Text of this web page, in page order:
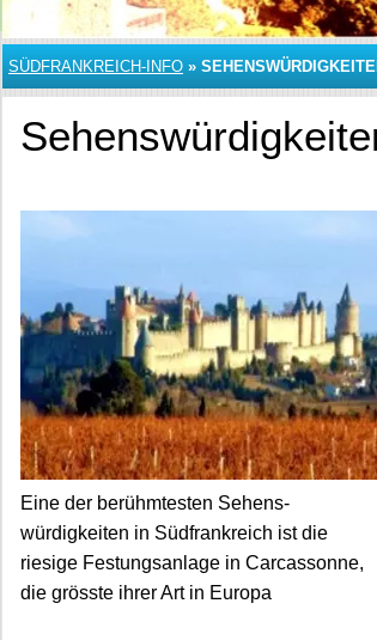
SÜDFRANKREICH-INFO »
Eine der berühmtesten Sehens-
würdigkeiten in Südfrankreich ist die
riesige Festungsanlage in Carcassonne,
die grösste ihrer Art in Europa